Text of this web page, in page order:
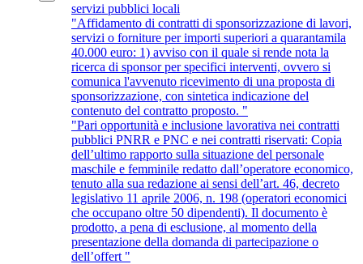
servizi pubblici locali
"Affidamento di contratti di sponsorizzazione di lavori,
servizi o forniture per importi superiori a quarantamila
40.000 euro: 1) avviso con il quale si rende nota la
ricerca di sponsor per specifici interventi, ovvero si
comunica l'avvenuto ricevimento di una proposta di
sponsorizzazione, con sintetica indicazione del
contenuto del contratto proposto. "
"Pari opportunità e inclusione lavorativa nei contratti
pubblici PNRR e PNC e nei contratti riservati: Copia
dell’ultimo rapporto sulla situazione del personale
maschile e femminile redatto dall’operatore economico,
tenuto alla sua redazione ai sensi dell’art. 46, decreto
legislativo 11 aprile 2006, n. 198 (operatori economici
che occupano oltre 50 dipendenti). Il documento è
prodotto, a pena di esclusione, al momento della
presentazione della domanda di partecipazione o
dell’offert "